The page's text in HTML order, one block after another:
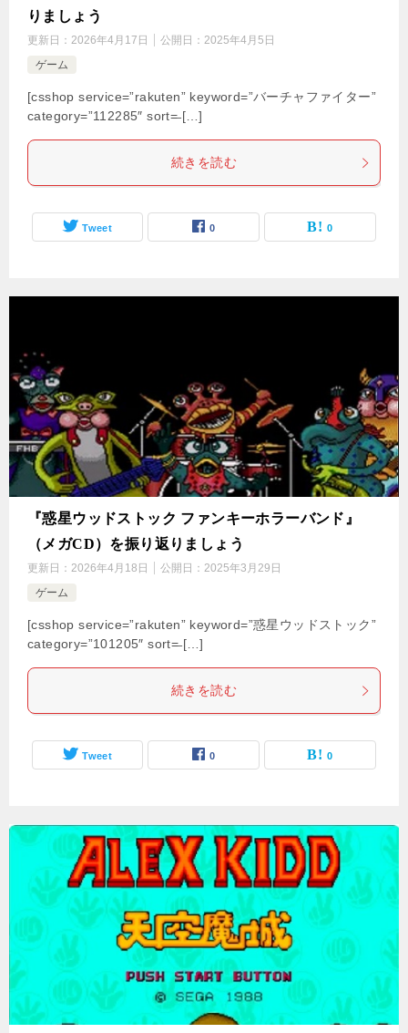
りましょう
更新日： 2026年4月17日 公開日： 2025年4月5日
ゲーム
[csshop service=”rakuten” keyword=”バーチャファイター”
category=”112285″ sort=̶ […]
続きを読む
Tweet 0 0
『惑星ウッドストック ファンキーホラーバンド』
（メガCD）を振り返りましょう
更新日： 2026年4月18日 公開日： 2025年3月29日
ゲーム
[csshop service=”rakuten” keyword=”惑星ウッドストック”
category=”101205″ sort=̶ […]
続きを読む
Tweet 0 0